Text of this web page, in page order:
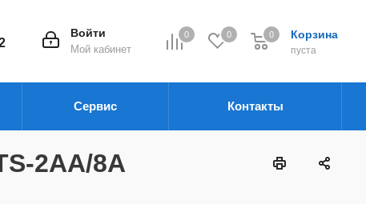
0 0 Корзина
пуста
0
Войти
Мой кабинет
Сервис Контакты
2AA/8A